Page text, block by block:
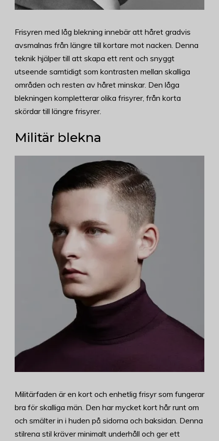
Frisyren med låg blekning innebär att håret gradvis
avsmalnas från längre till kortare mot nacken. Denna
teknik hjälper till att skapa ett rent och snyggt
utseende samtidigt som kontrasten mellan skalliga
områden och resten av håret minskar. Den låga
blekningen kompletterar olika frisyrer, från korta
skördar till längre frisyrer.
Militär blekna
Militärfaden är en kort och enhetlig frisyr som fungerar
bra för skalliga män. Den har mycket kort hår runt om
och smälter in i huden på sidorna och baksidan. Denna
stilrena stil kräver minimalt underhåll och ger ett